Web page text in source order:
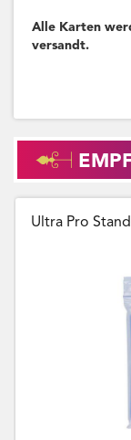
Alle Karten
versandt.
Ultra Pro